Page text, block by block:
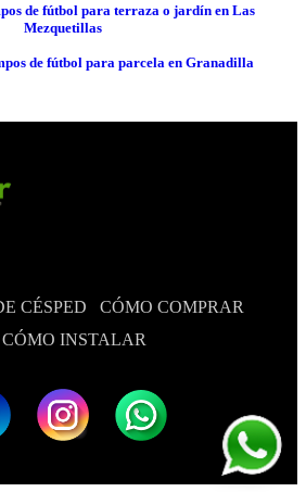
de fútbol para terraza o jardín en Las
Mezquetillas
de fútbol para parcela en Granadilla
CÉSPED
CÓMO COMPRAR
CÓMO INSTALAR